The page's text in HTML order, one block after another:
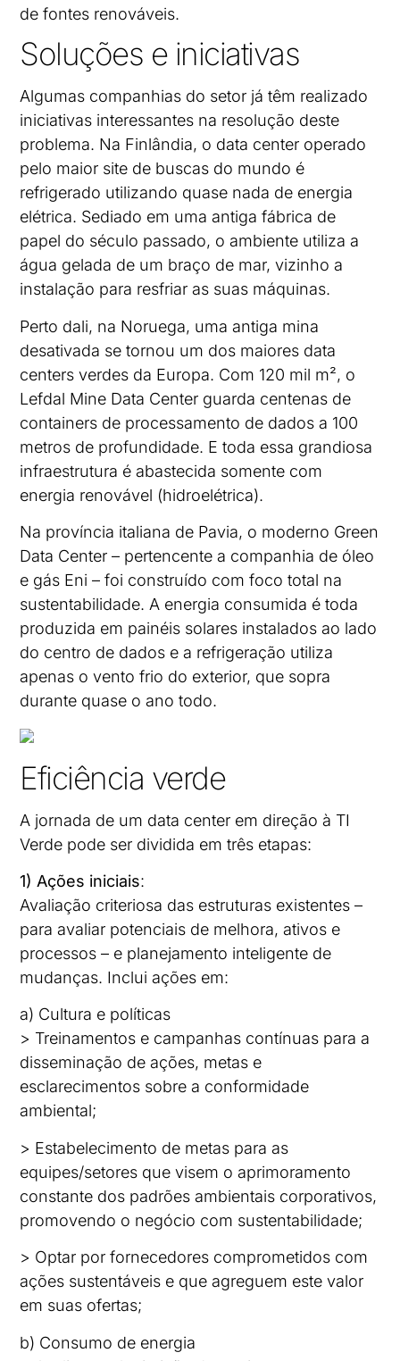
de fontes renováveis.
Soluções e iniciativas
Algumas companhias do setor já têm realizado
iniciativas interessantes na resolução deste
problema. Na Finlândia, o data center operado
pelo maior site de buscas do mundo é
refrigerado utilizando quase nada de energia
elétrica. Sediado em uma antiga fábrica de
papel do século passado, o ambiente utiliza a
água gelada de um braço de mar, vizinho a
instalação para resfriar as suas máquinas.
Perto dali, na Noruega, uma antiga mina
desativada se tornou um dos maiores data
centers verdes da Europa. Com 120 mil m², o
Lefdal Mine Data Center guarda centenas de
containers de processamento de dados a 100
metros de profundidade. E toda essa grandiosa
infraestrutura é abastecida somente com
energia renovável (hidroelétrica).
Na província italiana de Pavia, o moderno Green
Data Center – pertencente a companhia de óleo
e gás Eni – foi construído com foco total na
sustentabilidade. A energia consumida é toda
produzida em painéis solares instalados ao lado
do centro de dados e a refrigeração utiliza
apenas o vento frio do exterior, que sopra
durante quase o ano todo.
Eficiência verde
A jornada de um data center em direção à TI
Verde pode ser dividida em três etapas:
1) Ações iniciais:
Avaliação criteriosa das estruturas existentes –
para avaliar potenciais de melhora, ativos e
processos – e planejamento inteligente de
mudanças. Inclui ações em:
a) Cultura e políticas
> Treinamentos e campanhas contínuas para a
disseminação de ações, metas e
esclarecimentos sobre a conformidade
ambiental;
> Estabelecimento de metas para as
equipes/setores que visem o aprimoramento
constante dos padrões ambientais corporativos,
promovendo o negócio com sustentabilidade;
> Optar por fornecedores comprometidos com
ações sustentáveis e que agreguem este valor
em suas ofertas;
b) Consumo de energia